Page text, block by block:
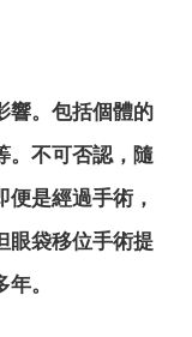
響。包括個體的
。不可否認，隨
是經過手術，
眼袋移位手術提
。